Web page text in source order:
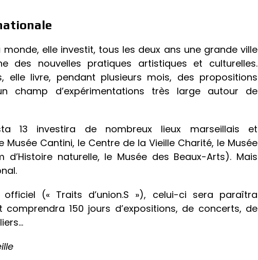
elle investit, tous les deux ans une grande ville
des nouvelles pratiques artistiques et culturelles.
elle livre, pendant plusieurs mois, des propositions
champ d’expérimentations très large autour de
13 investira de nombreux lieux marseillais et
Cantini, le Centre de la Vieille Charité, le Musée
d’Histoire naturelle, le Musée des Beaux-Arts). Mais
(« Traits d’union.S »), celui-ci sera paraîtra
150 jours d’expositions, de concerts, de